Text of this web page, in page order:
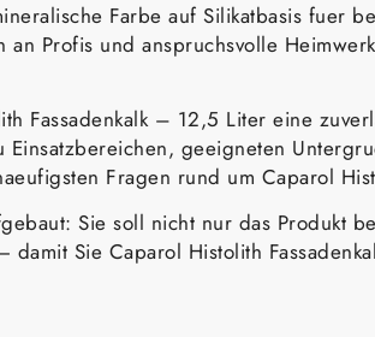
Farbe auf Silikatbasis fuer
Profis und anspruchsvolle
Fassadenkalk – 12,5 Liter eine
geeigneten
Fragen rund um Caparol
Sie soll nicht nur das Produkt
Sie Caparol Histolith